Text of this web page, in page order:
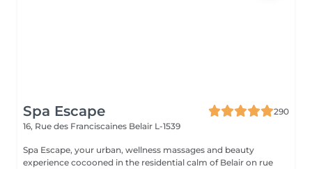
Spa Escape
290
16, Rue des Franciscaines Belair L-1539
Spa Escape, your urban, wellness massages and beauty
experience cocooned in the residential calm of Belair on rue